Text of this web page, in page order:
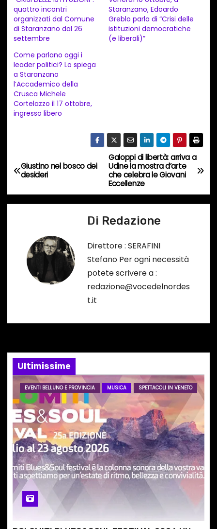
a
m
e
t
o
i
n
c
o
quattro incontri
organizzati dal Comune
di Staranzano dal 26
settembre
Staranzano, Edoardo
Greblo parla di “Crisi delle
istituzioni democratiche
(e liberali)”
Come parlano oggi i
leader politici? Lo spiega
a Staranzano
l’Accademico della
Crusca Michele
Cortelazzo il 17 ottobre,
ingresso libero
N
v
o
e
a
r
t
i
c
o
l
Galoppi di libertà: arriva a
Udine la mostra d’arte
che celebra le Giovani
Eccellenze
Giustino nel bosco dei
desideri
Di Redazione
Direttore : SERAFINI
Stefano Per ogni necessità
potete scrivere a :
redazione@vocedelnordes
t.it
Ultimissime
EVENTI BELLUNO E PROVINCIA MUSICA SPETTACOLI IN VENETO